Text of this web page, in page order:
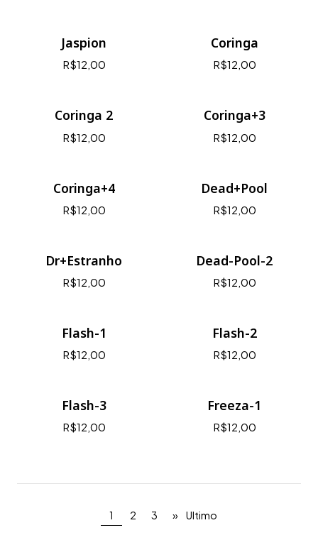
Jaspion
R$12,00
Coringa
R$12,00
Coringa 2
R$12,00
Coringa+3
R$12,00
Coringa+4
R$12,00
Dead+Pool
R$12,00
Dr+Estranho
R$12,00
Dead-Pool-2
R$12,00
Flash-1
R$12,00
Flash-2
R$12,00
Flash-3
R$12,00
Freeza-1
R$12,00
1 2 3 » Ultimo